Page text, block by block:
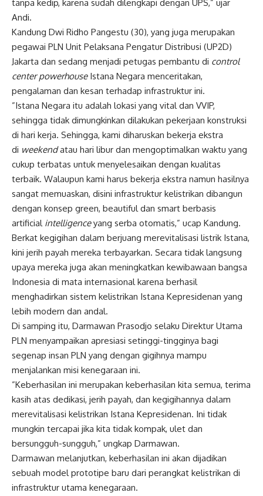
tanpa kedip, karena sudah dilengkapi dengan UPS,” ujar
Andi.
Kandung Dwi Ridho Pangestu (30), yang juga merupakan
pegawai PLN Unit Pelaksana Pengatur Distribusi (UP2D)
Jakarta dan sedang menjadi petugas pembantu di control
center powerhouseIstana Negara menceritakan,
pengalaman dan kesan terhadap infrastruktur ini.
”Istana Negara itu adalah lokasi yang vital dan VVIP,
sehingga tidak dimungkinkan dilakukan pekerjaan konstruksi
di hari kerja. Sehingga, kami diharuskan bekerja ekstra
di weekendatau hari libur dan mengoptimalkan waktu yang
cukup terbatas untuk menyelesaikan dengan kualitas
terbaik. Walaupun kami harus bekerja ekstra namun hasilnya
sangat memuaskan, disini infrastruktur kelistrikan dibangun
dengan konsep green, beautiful dan smart berbasis
artificial intelligenceyang serba otomatis,” ucap Kandung.
Berkat kegigihan dalam berjuang merevitalisasi listrik Istana,
kini jerih payah mereka terbayarkan. Secara tidak langsung
upaya mereka juga akan meningkatkan kewibawaan bangsa
Indonesia di mata internasional karena berhasil
menghadirkan sistem kelistrikan Istana Kepresidenan yang
lebih modern dan andal.
Di samping itu, Darmawan Prasodjo selaku Direktur Utama
PLN menyampaikan apresiasi setinggi-tingginya bagi
segenap insan PLN yang dengan gigihnya mampu
menjalankan misi kenegaraan ini.
”Keberhasilan ini merupakan keberhasilan kita semua, terima
kasih atas dedikasi, jerih payah, dan kegigihannya dalam
merevitalisasi kelistrikan Istana Kepresidenan. Ini tidak
mungkin tercapai jika kita tidak kompak, ulet dan
bersungguh-sungguh,” ungkap Darmawan.
Darmawan melanjutkan, keberhasilan ini akan dijadikan
sebuah model prototipe baru dari perangkat kelistrikan di
infrastruktur utama kenegaraan.